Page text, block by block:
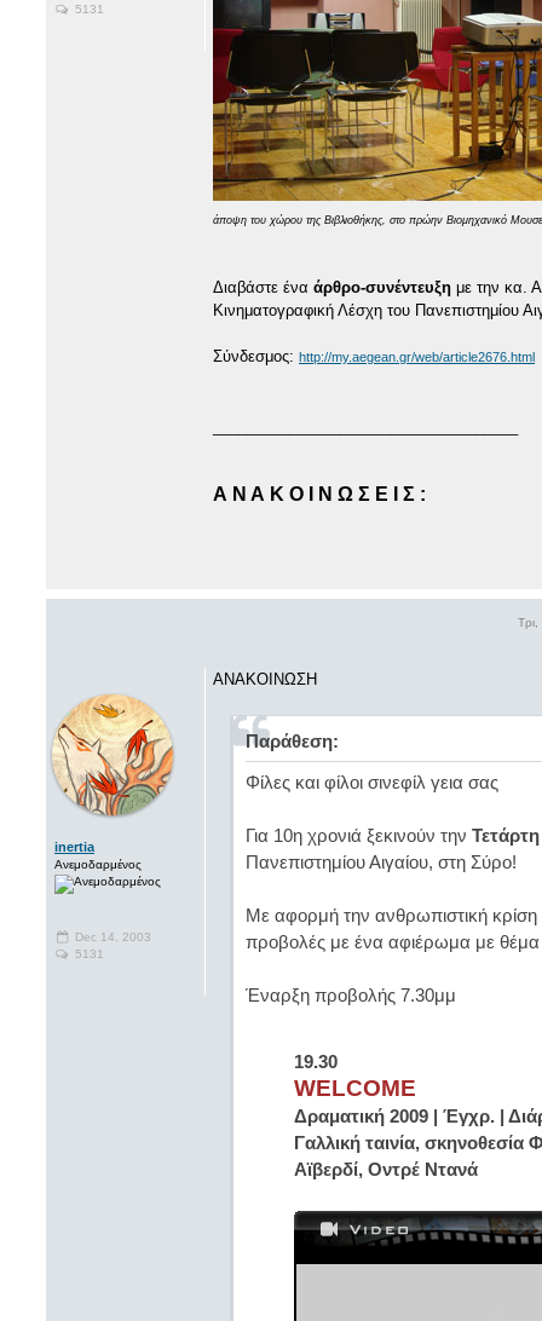
5131
άποψη του χώρου της Βιβλιοθήκης, στο πρώην Βιομηχανικό
Διαβάστε ένα άρθρο-συνέντευξη με την κα.
Κινηματογραφική Λέσχη του Πανεπιστημίου
Σύνδεσμος: http://my.aegean.gr/web/article2676.html
Α Ν Α Κ Ο Ι Ν Ω Σ Ε Ι Σ :
inertia
Ανεμοδαρμένος
Dec 14, 2003
5131
ΑΝΑΚΟΙΝΩΣΗ
Παράθεση:
Φίλες και φίλοι σινεφίλ γεια σας
Για 10η χρονιά ξεκινούν την
Πανεπιστημίου Αιγαίου, στη Σύρο!
Με αφορμή την ανθρωπιστική κρίση
προβολές με ένα αφιέρωμα με θέμα
Έναρξη προβολής 7.30μμ
19.30
WELCOME
Δραματική 2009 | Έγχρ. |
Γαλλική ταινία, σκηνοθεσία
Αϊβερδί, Οντρέ Ντανά